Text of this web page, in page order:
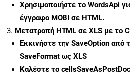
Χρησιμοποιήστε το WordsApi
έγγραφο MOBI σε HTML.
Μετατροπή HTML σε XLS με το
Εκκινήστε την SaveOption από
SaveFormat ως XLS
Καλέστε το